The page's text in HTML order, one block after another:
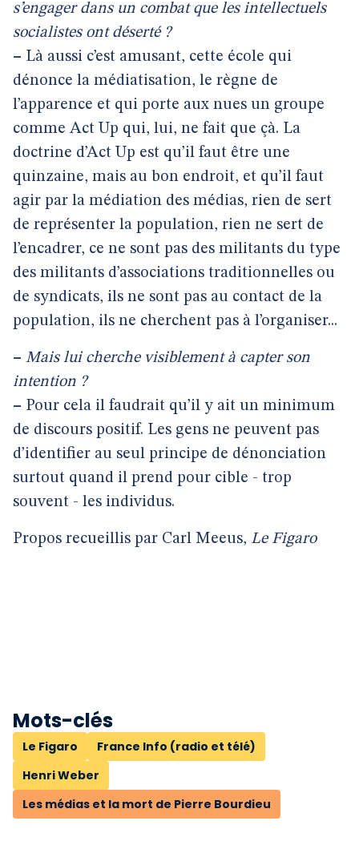
s’engager dans un combat que les intellectuels
socialistes ont déserté ?
– Là aussi c’est amusant, cette école qui
dénonce la médiatisation, le règne de
l’apparence et qui porte aux nues un groupe
comme Act Up qui, lui, ne fait que çà. La
doctrine d’Act Up est qu’il faut être une
quinzaine, mais au bon endroit, et qu’il faut
agir par la médiation des médias, rien de sert
de représenter la population, rien ne sert de
l’encadrer, ce ne sont pas des militants du type
des militants d’associations traditionnelles ou
de syndicats, ils ne sont pas au contact de la
population, ils ne cherchent pas à l’organiser...
– Mais lui cherche visiblement à capter son
intention ?
– Pour cela il faudrait qu’il y ait un minimum
de discours positif. Les gens ne peuvent pas
d’identifier au seul principe de dénonciation
surtout quand il prend pour cible - trop
souvent - les individus.
Propos recueillis par Carl Meeus, Le Figaro
Mots-clés
Le Figaro
France Info (radio et télé)
Henri Weber
Les médias et la mort de Pierre Bourdieu